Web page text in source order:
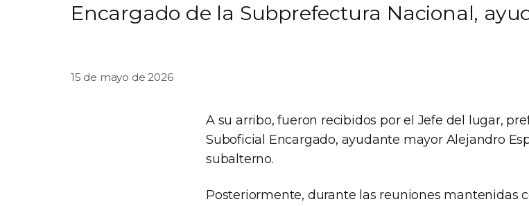
Encargado de la Subprefectura Nacional,
15 de mayo de 2026
A su arribo, fueron recibidos por el Jefe del lugar,
Suboficial Encargado, ayudante mayor Alejandro
subalterno.
Posteriormente, durante las reuniones mantenidas